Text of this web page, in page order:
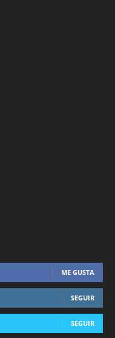
ME GUSTA
SEGUIR
SEGUIR